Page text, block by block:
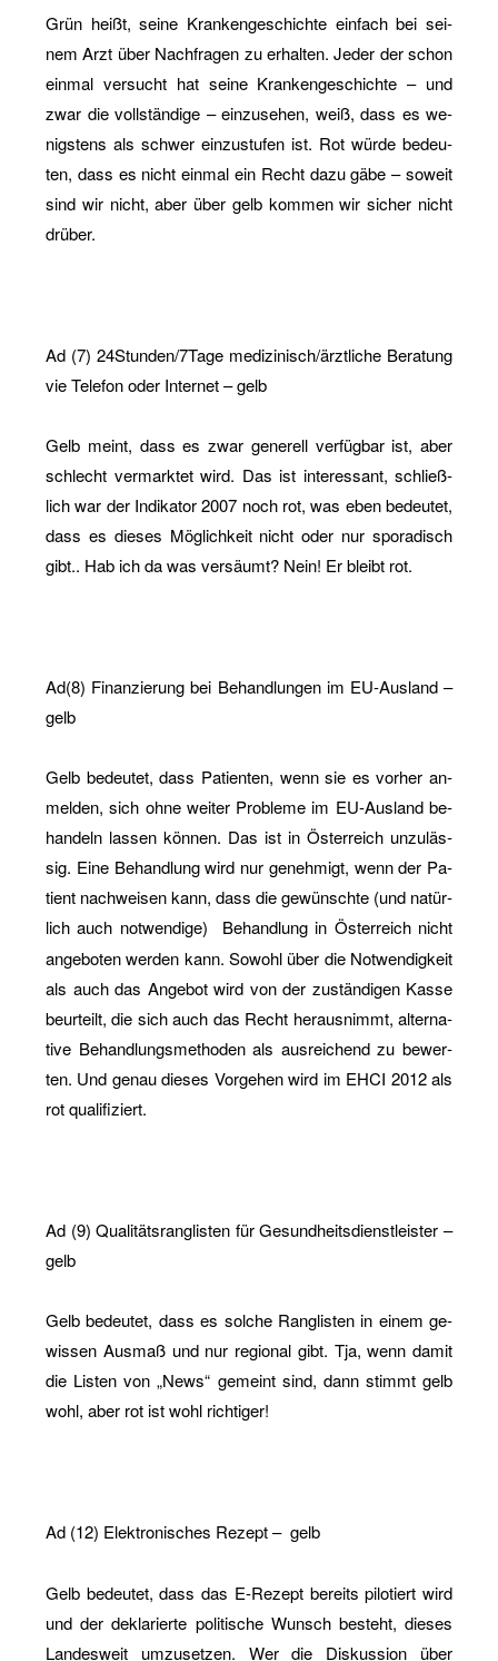
Grün heißt, seine Kran­ken­ge­schich­te ein­fach bei sei­
nem Arzt über Nach­fra­gen zu er­hal­ten. Jeder der schon
ein­mal ver­sucht hat seine Kran­ken­ge­schich­te – und
zwar die voll­stän­di­ge – ein­zu­se­hen, weiß, dass es we­
nigs­tens als schwer ein­zu­stu­fen ist. Rot würde be­deu­
ten, dass es nicht ein­mal ein Recht dazu gäbe – so­weit
sind wir nicht, aber über gelb kom­men wir si­cher nicht
drü­ber.
Ad (7) 24­Stun­den/7Tage me­di­zi­nisch/ärzt­li­che Be­ra­tung
vie Te­le­fon oder In­ter­net – gelb
Gelb meint, dass es zwar ge­ne­rell ver­füg­bar ist, aber
schlecht ver­mark­tet wird. Das ist in­ter­es­sant, schließ­
lich war der In­di­ka­tor 2007 noch rot, was eben be­deu­tet,
dass es die­ses Mög­lich­keit nicht oder nur spo­ra­disch
gibt.. Hab ich da was ver­säumt? Nein! Er bleibt rot.
Ad(8) Fi­nan­zie­rung bei Be­hand­lun­gen im EU-Aus­land –
gelb
Gelb be­deu­tet, dass Pa­ti­en­ten, wenn sie es vor­her an­
mel­den, sich ohne wei­ter Pro­ble­me im EU-Aus­land be­
han­deln las­sen kön­nen. Das ist in Ös­ter­reich un­zu­läs­
sig. Eine Be­hand­lung wird nur ge­neh­migt, wenn der Pa­
ti­ent nach­wei­sen kann, dass die ge­wünsch­te (und na­tür­
lich auch not­wen­di­ge)
Be­hand­lung in Ös­ter­reich nicht
an­ge­bo­ten wer­den kann. So­wohl über die Not­wen­dig­keit
als auch das An­ge­bot wird von der zu­stän­di­gen Kasse
be­ur­teilt, die sich auch das Recht her­aus­nimmt, al­ter­na­
ti­ve Be­hand­lungs­me­tho­den als aus­rei­chend zu be­wer­
ten. Und genau die­ses Vor­ge­hen wird im EHCI 2012 als
rot qua­li­fi­ziert.
Ad (9) Qua­li­täts­rang­lis­ten für Ge­sund­heits­dienst­leis­ter –
gelb
Gelb be­deu­tet, dass es sol­che Rang­lis­ten in einem ge­
wis­sen Aus­maß und nur re­gio­nal gibt. Tja, wenn damit
die Lis­ten von „News“ ge­meint sind, dann stimmt gelb
wohl, aber rot ist wohl rich­ti­ger!
Ad (12) Elek­tro­ni­sches Re­zept – gelb
Gelb be­deu­tet, dass das E-Re­zept be­reits pi­lo­tiert wird
und der de­kla­rier­te po­li­ti­sche Wunsch be­steht, die­ses
Lan­des­weit um­zu­set­zen. Wer die Dis­kus­si­on über